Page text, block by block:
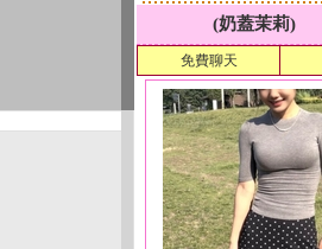
(奶蓋茉莉)
免費聊天